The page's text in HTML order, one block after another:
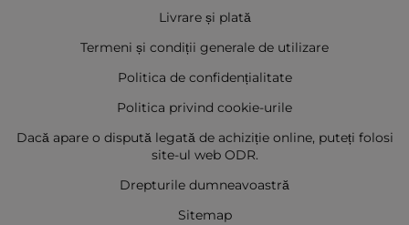
Livrare și plată
Termeni și condiții generale de utilizare
Politica de confidențialitate
Politica privind cookie-urile
Dacă apare o dispută legată de achiziție online, puteți folosi
site-ul web ODR.
Drepturile dumneavoastră
Sitemap